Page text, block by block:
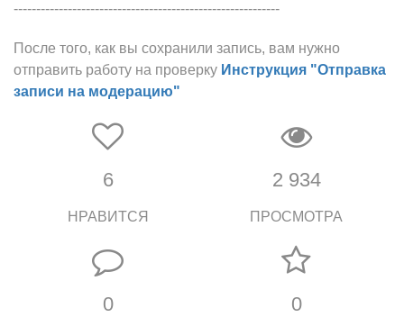
-----------------------------------------------------------
После того, как вы сохранили запись, вам нужно
отправить работу на проверку Инструкция "Отправка
записи на модерацию"
6
НРАВИТСЯ
2 934
ПРОСМОТРА
0 0